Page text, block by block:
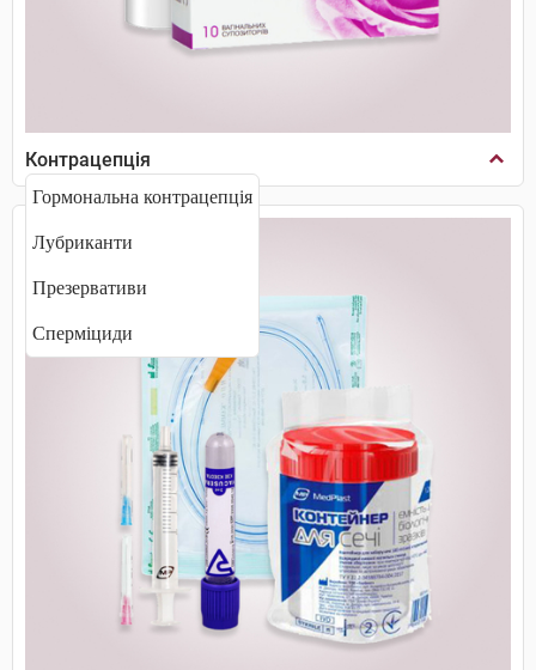
Контрацепція
Гормональна контрацепція
Лубриканти
Презервативи
Сперміциди